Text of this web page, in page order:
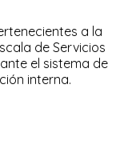
a la
de Servicios
el sistema de
interna.